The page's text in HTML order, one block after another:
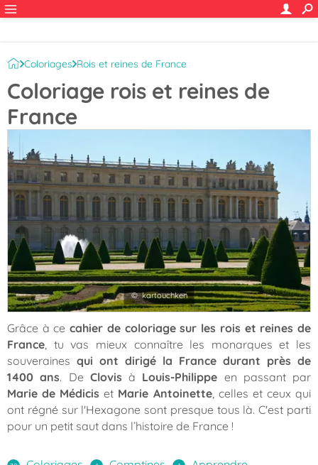
Coloriages Rois et reines de France
Coloriage rois et reines de
France
© kartouchken
Grâce à cecahier de coloriage sur les rois et reines de
France , tu vas mieux connaître les monarques et les
souveraines qui ont dirigé la France durant près de
1400 ans. De Clovis à Louis-Philippe en passant par
Marie de Médicis et Marie Antoinette, celles et ceux qui
ont régné sur l'Hexagone sont presque tous là. C'est parti
pour un petit saut dans l’histoire de France !